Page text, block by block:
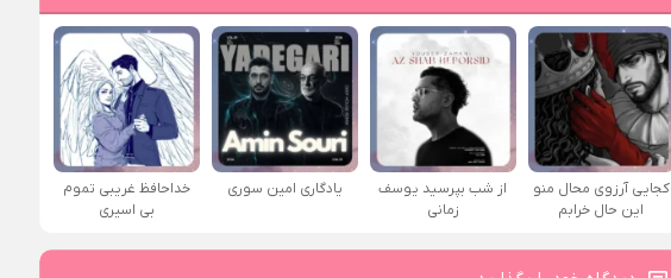
کجایی آرزوی محال منو
این حال خرابم
از شب بپرسید یوسف
زمانی
یادگاری امین سوری
خداحافظ غریبی تموم
بی اسیری